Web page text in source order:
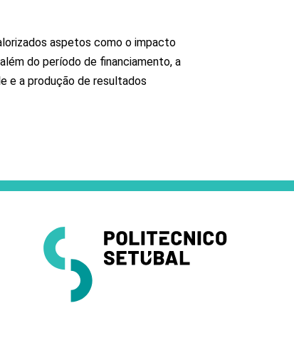
aspetos como o impacto
do período de financiamento, a
e a produção de resultados